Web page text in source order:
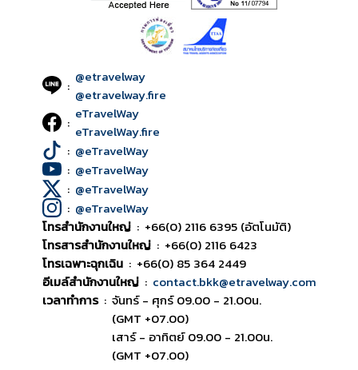
: @etravelway
@etravelway.fire
: eTravelWay
eTravelWay.fire
: @eTravelWay
: @eTravelWay
: @eTravelWay
: @eTravelWay
โทรสำนักงานใหญ่ : +66(0) 2116 6395 (อัตโนมัติ)
โทรสารสำนักงานใหญ่ : +66(0) 2116 6423
โทรเฉพาะฉุกเฉิน : +66(0) 85 364 2449
อีเมล์สำนักงานใหญ่ : contact.bkk@etravelway.com
เวลาทำการ : จันทร์ - ศุกร์ 09.00 - 21.00น.
(GMT +07.00)
เสาร์ - อาทิตย์ 09.00 - 21.00น.
(GMT +07.00)